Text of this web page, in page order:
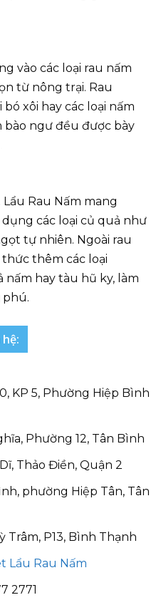
vào các loại rau nấm
từ nông trại. Rau
xôi hay các loại nấm
bào ngư đều được bày
Rau Nấm mang
các loại củ quả như
tự nhiên. Ngoài rau
thêm các loại
nấm hay tàu hũ ky, làm
phú.
KP 5, Phường Hiệp Bình
Phường 12, Tân Bình
Thảo Điền, Quận 2
phường Hiệp Tân, Tân
Trâm, P13, Bình Thạnh
Lẩu Rau Nấm
2771